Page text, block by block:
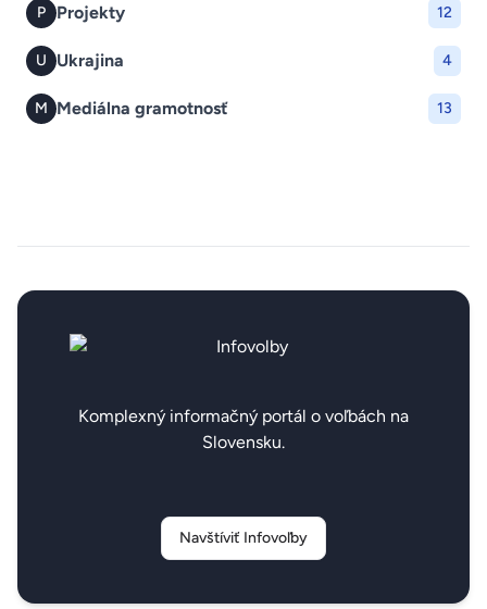
P Projekty 12
U Ukrajina 4
M Mediálna gramotnosť 13
Komplexný informačný portál o voľbách na
Slovensku.
Navštíviť Infovoľby